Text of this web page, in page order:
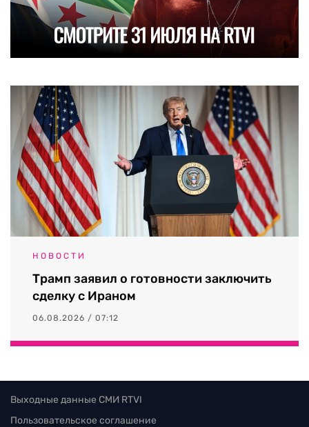
НОВОСТИ
Трамп заявил о готовности заключить
сделку с Ираном
06.08.2026 / 07:12
Выходные данные СМИ RTVI
Пользовательское соглашение